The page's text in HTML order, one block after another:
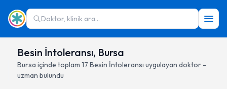
Doktor, klinik ara...
Besin İntoleransı, Bursa
Bursa içinde toplam 17 Besin İntoleransı uygulayan doktor -
uzman bulundu